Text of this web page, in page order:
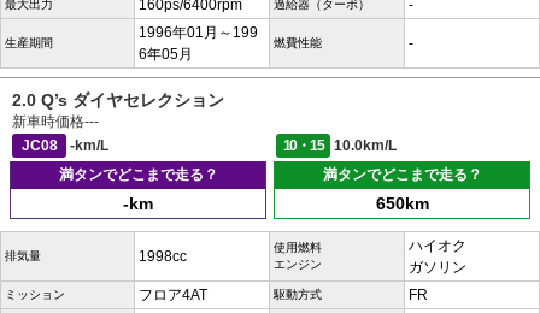
最大出力 160ps/6400rpm 過給器（ターボ） -
生産期間
1996年01月～199
6年05月
燃費性能 -
2.0 Q’s ダイヤセレクション
新車時価格---
JC08
-km/L 10・15
10.0km/L
満タンでどこまで走る？
-km
満タンでどこまで走る？
650km
排気量 1998cc
使用燃料
エンジン
ハイオク
ガソリン
ミッション フロア4AT 駆動方式 FR